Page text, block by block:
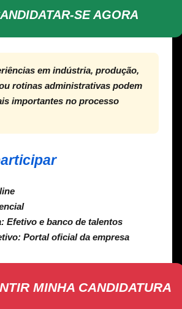
SE AGORA
em indústria, produção,
rotinas administrativas podem
importantes no processo
Efetivo e banco de talentos
Portal oficial da empresa
MINHA CANDIDATURA